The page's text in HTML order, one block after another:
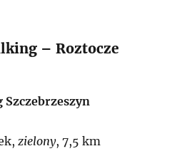
– Roztocze
zielony, 7,5 km